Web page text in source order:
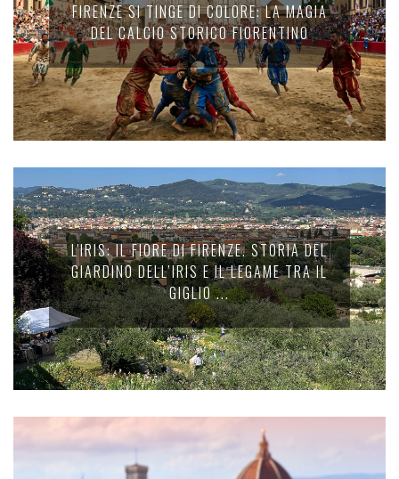
FIRENZE SI TINGE DI COLORE: LA MAGIA
DEL CALCIO STORICO FIORENTINO
L'IRIS: IL FIORE DI FIRENZE. STORIA DEL
GIARDINO DELL’IRIS E IL LEGAME TRA IL
GIGLIO ...